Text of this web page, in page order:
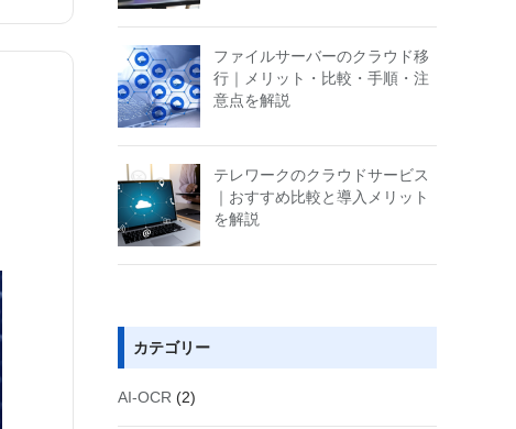
ファイルサーバーのクラウド移
行｜メリット・比較・手順・注
意点を解説
テレワークのクラウドサービス
｜おすすめ比較と導入メリット
を解説
カテゴリー
AI-OCR (2)